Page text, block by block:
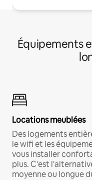
Équipements
Locations meublées
Des logements
le wifi et les
vous installer
plus. C'est
moyenne ou longue